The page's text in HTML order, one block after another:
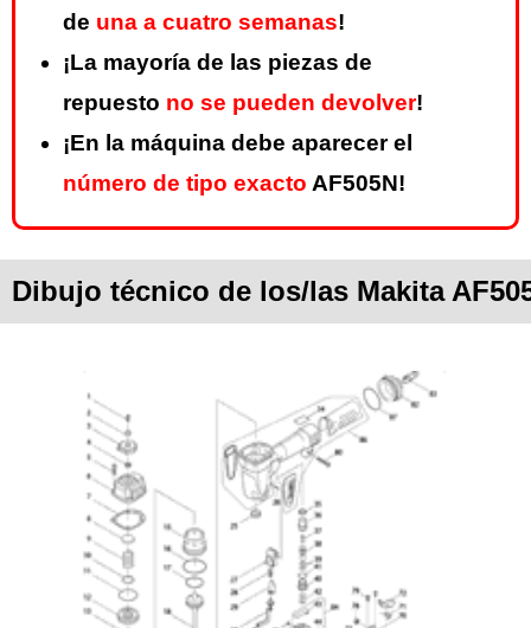
de una a cuatro semanas!
¡La mayoría de las piezas de
repuesto no se pueden devolver!
¡En la máquina debe aparecer el
número de tipo exacto AF505N!
Dibujo técnico de los/las Makita